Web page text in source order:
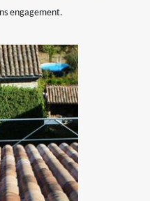
engagement.